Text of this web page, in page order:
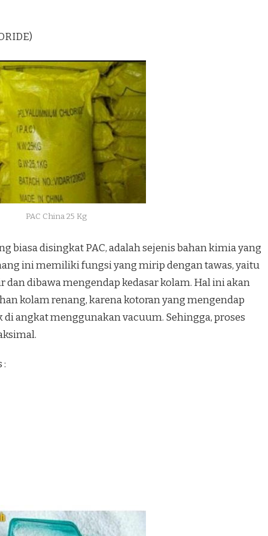
PAC China 25 Kg
biasa disingkat PAC, adalah sejenis bahan kimia yang
ini memiliki fungsi yang mirip dengan tawas, yaitu
dibawa mengendap kedasar kolam. Hal ini akan
kolam renang, karena kotoran yang mengendap
angkat menggunakan vacuum. Sehingga, proses
: